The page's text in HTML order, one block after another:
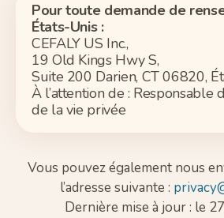
Pour toute demande de
États-Unis :
CEFALY US Inc.,
19 Old Kings Hwy S,
Suite 200 Darien, CT 06820,
À l’attention de : Responsable
de la vie privée
Vous pouvez également nous
l’adresse suivante :
Dernière mise à jour : le